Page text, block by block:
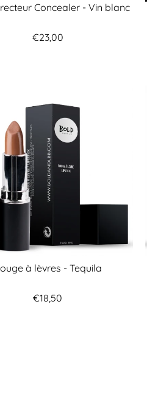
Concealer - Vin blanc
€23,00
à lèvres - Tequila
€18,50